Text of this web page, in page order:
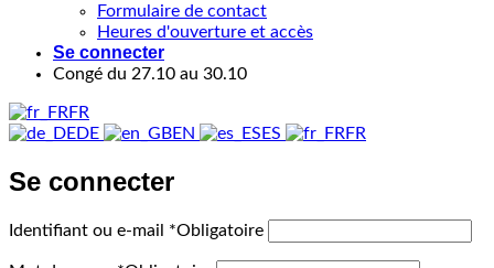
Formulaire de contact
Heures d'ouverture et accès
Se connecter
Congé du 27.10 au 30.10
FR
DE
EN ES FR
Se connecter
Identifiant ou e-mail *Obligatoire